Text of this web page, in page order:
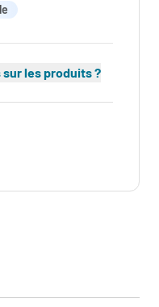
sur les produits ?